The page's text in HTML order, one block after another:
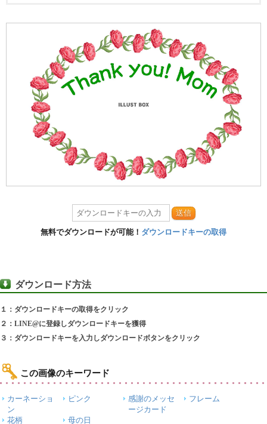
送信
無料でダウンロードが可能！ ダウンロードキーの取得
ダウンロード方法
１：ダウンロードキーの取得をクリック
２：LINE@に登録しダウンロードキーを獲得
３：ダウンロードキーを入力しダウンロードボタンをクリック
この画像のキーワード
カーネーショ
ン
ピンク
感謝のメッセ
ージカード
フレーム
花柄 母の日